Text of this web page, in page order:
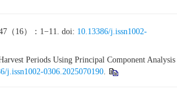
（16）：1−11. doi: 10.13386/j.issn1002-
Periods Using Principal Component Analysis
j.issn1002-0306.2025070190.